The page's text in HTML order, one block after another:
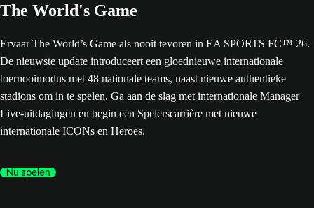
The World's Game
Ervaar The World’s Game als nooit tevoren in EA SPORTS FC™ 26.
De nieuwste update introduceert een gloednieuwe internationale
toernooimodus met 48 nationale teams, naast nieuwe authentieke
stadions om in te spelen. Ga aan de slag met internationale Manager
Live-uitdagingen en begin een Spelerscarrière met nieuwe
internationale ICONs en Heroes.
Nu spelen